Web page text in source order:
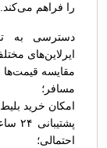
را فراهم
دسترسی به
ایرلاین‌های
مقایسه قیمت‌ها
مسافر؛
امکان خرید
احتمالی؛